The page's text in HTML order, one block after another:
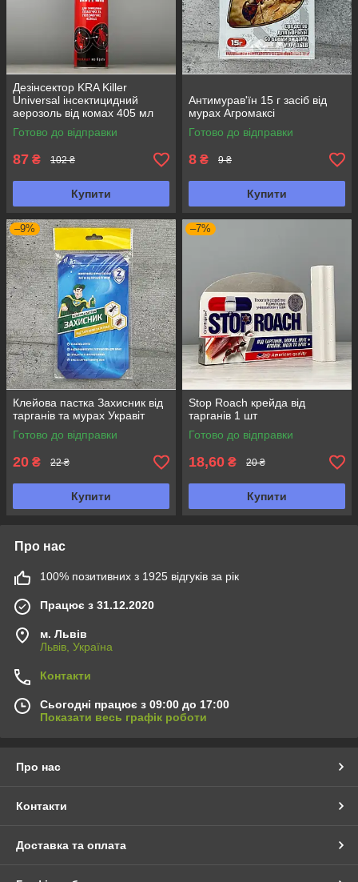
Дезінсектор KRA Killer
Universal інсектицидний
аерозоль від комах 405 мл
Готово до відправки
87 ₴ 102 ₴
Купити
Антимурав'їн 15 г засіб від
мурах Агромаксі
Готово до відправки
8 ₴ 9 ₴
Купити
–9%
Клейова пастка Захисник від
тарганів та мурах Укравіт
Готово до відправки
20 ₴ 22 ₴
Купити
–7%
Stop Roach крейда від
тарганів 1 шт
Готово до відправки
18,60 ₴ 20 ₴
Купити
Про нас
100% позитивних з 1925 відгуків за рік
Працює з 31.12.2020
м. Львів
Львів, Україна
Контакти
Сьогодні працює з 09:00 до 17:00
Показати весь графік роботи
Про нас
Контакти
Доставка та оплата